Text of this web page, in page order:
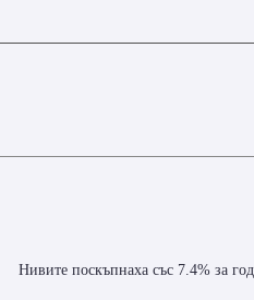
Нивите поскъпнаха със 7.4% за